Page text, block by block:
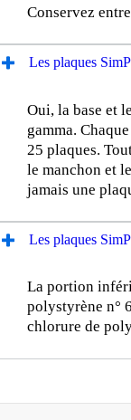
Conservez
Les plaques
Oui, la base et
gamma.
25 plaques.
le manchon et
jamais une
Les plaques
La portion
polystyrène n°
chlorure de